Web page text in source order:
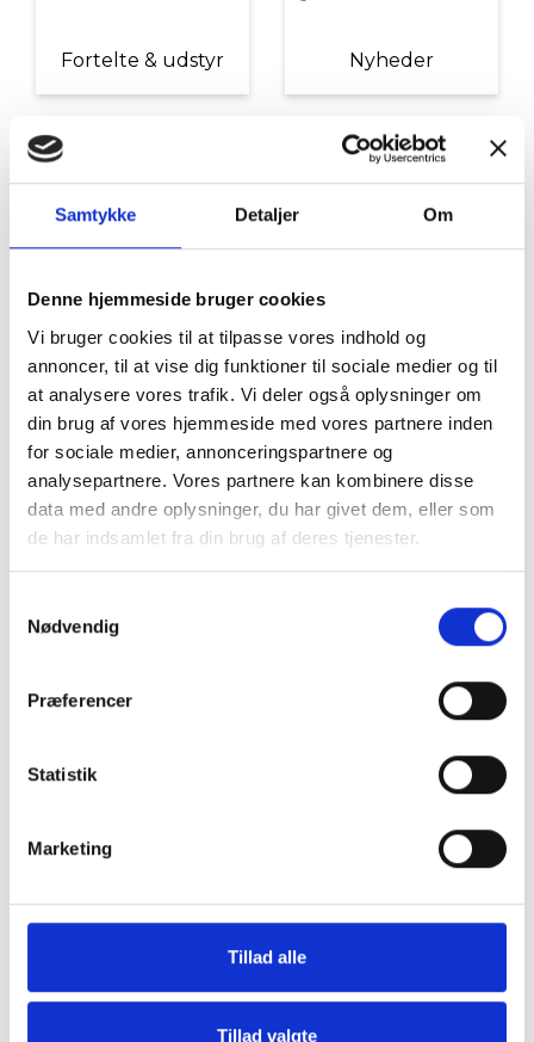
Samtykke Detaljer Om
Denne hjemmeside bruger cookies
Vi bruger cookies til at tilpasse vores indhold og
annoncer, til at vise dig funktioner til sociale medier og til
at analysere vores trafik. Vi deler også oplysninger om
din brug af vores hjemmeside med vores partnere inden
for sociale medier, annonceringspartnere og
analysepartnere. Vores partnere kan kombinere disse
data med andre oplysninger, du har givet dem, eller som
de har indsamlet fra din brug af deres tjenester.
Nødvendig
Præferencer
Statistik
Marketing
Tillad alle
Tillad valgte
Fortelte & udstyr Nyheder
Møbler Omnia
Indvendigt Udstyr